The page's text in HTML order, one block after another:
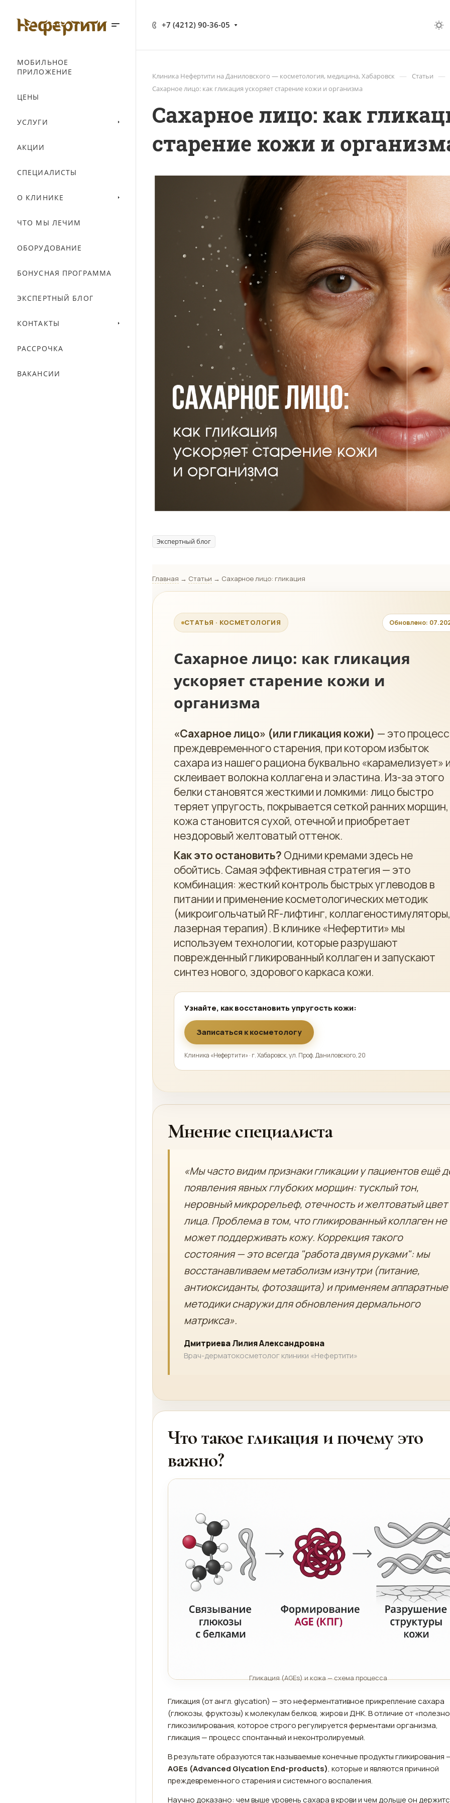
+7 (4212) 90-36-05
МОБИЛЬНОЕ
ПРИЛОЖЕНИЕ
ЦЕНЫ
УСЛУГИ
АКЦИИ
СПЕЦИАЛИСТЫ
О КЛИНИКЕ
ЧТО МЫ ЛЕЧИМ
ОБОРУДОВАНИЕ
БОНУСНАЯ ПРОГРАММА
ЭКСПЕРТНЫЙ БЛОГ
КОНТАКТЫ
РАССРОЧКА
ВАКАНСИИ
Клиника Нефертити на Даниловского — косметология, медицина, Хабаровск — Статьи —
Сахарное лицо: как гликация ускоряет старение кожи и организма
Сахарное лицо: как
старение кожи и
Экспертный блог
Главная → Статьи → Сахарное лицо: гликация
СТАТЬЯ · КОСМЕТОЛОГИЯ Обновлено:
Сахарное лицо: как гликация
ускоряет старение кожи и
организма
«Сахарное лицо» (или гликация кожи) — это процесс
преждевременного старения, при котором избыток
сахара из нашего рациона буквально «карамелизует»
склеивает волокна коллагена и эластина. Из-за этого
белки становятся жесткими и ломкими: лицо быстро
теряет упругость, покрывается сеткой ранних морщин,
кожа становится сухой, отечной и приобретает
нездоровый желтоватый оттенок.
Как это остановить? Одними кремами здесь не
обойтись. Самая эффективная стратегия — это
комбинация: жесткий контроль быстрых углеводов в
питании и применение косметологических методик
(микроигольчатый RF-лифтинг, коллагеностимуляторы,
лазерная терапия). В клинике «Нефертити» мы
используем технологии, которые разрушают
поврежденный гликированный коллаген и запускают
синтез нового, здорового каркаса кожи.
Узнайте, как восстановить упругость кожи:
Записаться к косметологу
Клиника «Нефертити» · г. Хабаровск, ул. Проф. Даниловского, 20
Мнение специалиста
«Мы часто видим признаки гликации у пациентов ещё
появления явных глубоких морщин: тусклый тон,
неровный микрорельеф, отечность и желтоватый цвет
лица. Проблема в том, что гликированный коллаген не
может поддерживать кожу. Коррекция такого
состояния — это всегда "работа двумя руками": мы
восстанавливаем метаболизм изнутри (питание,
антиоксиданты, фотозащита) и применяем аппаратные
методики снаружи для обновления дермального
матрикса».
Дмитриева Лилия Александровна
Врач-дерматокосметолог клиники «Нефертити»
Что такое гликация и почему это
важно?
Гликация (AGEs) и кожа — схема процесса
Гликация (от англ. glycation) — это неферментативное прикрепление сахара
(глюкозы, фруктозы) к молекулам белков, жиров и ДНК. В отличие от
гликозилирования, которое строго регулируется ферментами организма,
гликация — процесс спонтанный и неконтролируемый.
В результате образуются так называемые конечные продукты гликирования
AGEs (Advanced Glycation End-products), которые и являются причиной
преждевременного старения и системного воспаления.
Научно доказано: чем выше уровень сахара в крови и чем дольше он